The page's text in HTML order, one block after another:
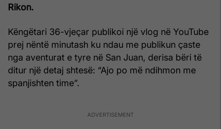
Rikon.
Këngëtari 36-vjeçar publikoi një vlog në YouTube
prej nëntë minutash ku ndau me publikun çaste
nga aventurat e tyre në San Juan, derisa bëri të
ditur një detaj shtesë: “Ajo po më ndihmon me
spanjishten time”.